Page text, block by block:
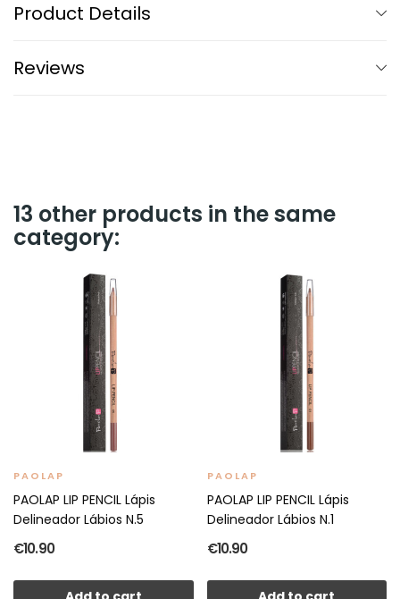
Product Details
Reviews
13 other products in the same
category:
PAOLAP
PAOLAP LIP PENCIL Lápis
Delineador Lábios N.5
€10.90
PAOLAP
PAOLAP LIP PENCIL Lápis
Delineador Lábios N.1
€10.90